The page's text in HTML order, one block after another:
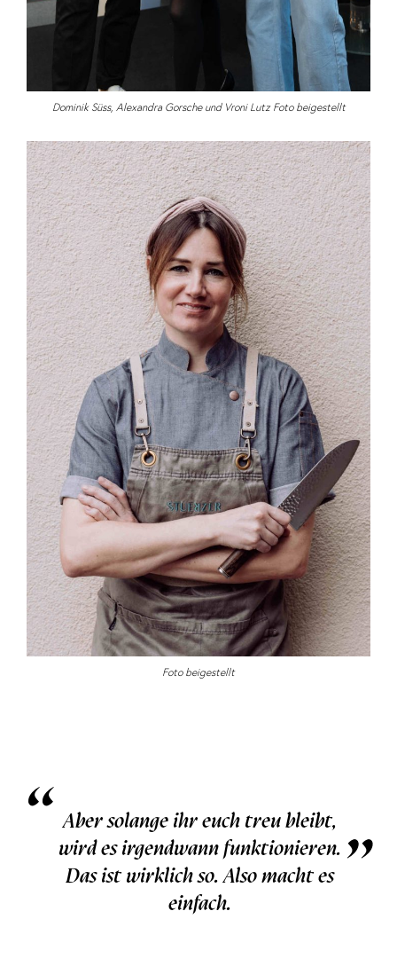
Dominik Süss, Alexandra Gorsche und Vroni Lutz Foto beigestellt
Foto beigestellt
“ Aber solange ihr euch treu bleibt,
wird es irgendwann funktionieren.
Das ist wirklich so. Also macht es
einfach.
„